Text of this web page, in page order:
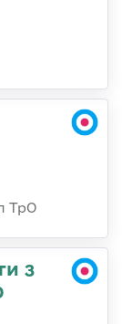
ТрО
з